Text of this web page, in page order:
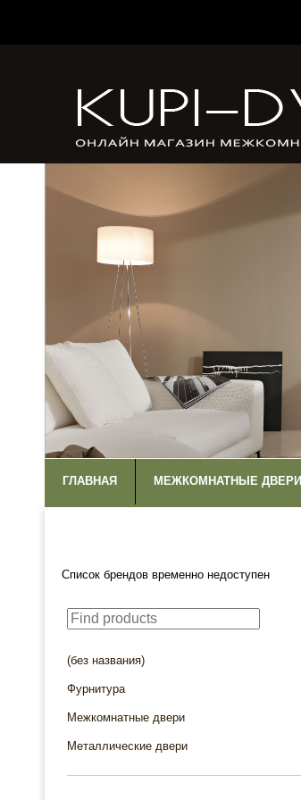
ГЛАВНАЯ МЕЖКОМНАТНЫЕ ДВЕРИ
Список брендов временно недоступен
(без названия)
Фурнитура
Межкомнатные двери
Металлические двери